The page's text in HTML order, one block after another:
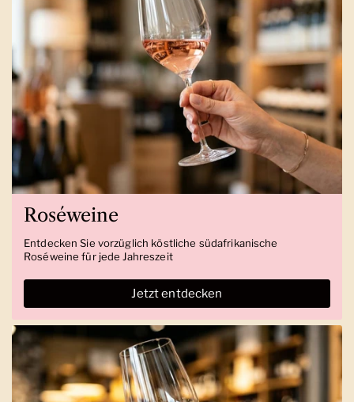
Roséweine
Entdecken Sie vorzüglich köstliche südafrikanische
Roséweine für jede Jahreszeit
Jetzt entdecken